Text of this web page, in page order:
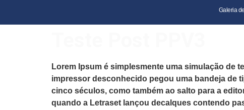
Galeria
Lorem Ipsum é simplesmente uma simulação de
impressor desconhecido pegou uma bandeja de
cinco séculos, como também ao salto para a
quando a Letraset lançou decalques contendo